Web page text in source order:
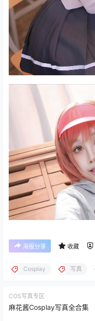
海报分享 收藏
Cosplay 写真
COS写真专区
麻花酱Cosplay写真全合集